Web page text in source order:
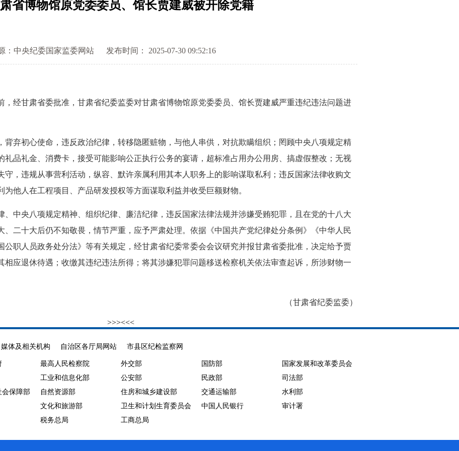
省博物馆原党委委员、馆长贾建威被开除党籍
：中央纪委国家监委网站 发布时间： 2025-07-30 09:52:16
经甘肃省委批准，甘肃省纪委监委对甘肃省博物馆原党委委员、馆长贾建威严重违纪违法问题进
弃初心使命，违反政治纪律，转移隐匿赃物，与他人串供，对抗欺瞒组织；罔顾中央八项规定精
礼品礼金、消费卡，接受可能影响公正执行公务的宴请，超标准占用办公用房、搞虚假整改；无视
守，违规从事营利活动，纵容、默许亲属利用其本人职务上的影响谋取私利；违反国家法律收购文
他人在工程项目、产品研发授权等方面谋取利益并收受巨额财物。
央八项规定精神、组织纪律、廉洁纪律，违反国家法律法规并涉嫌受贿犯罪，且在党的十八大
、二十大后仍不知敬畏，情节严重，应予严肃处理。依据《中国共产党纪律处分条例》《中华人民
公职人员政务处分法》等有关规定，经甘肃省纪委常委会会议研究并报甘肃省委批准，决定给予贾
相应退休待遇；收缴其违纪违法所得；将其涉嫌犯罪问题移送检察机关依法审查起诉，所涉财物一
（甘肃省纪委监委）
>>><<<
媒体及相关机构 自治区各厅局网站 市县区纪检监察网
最高人民检察院 外交部 国防部
国家发展和改革委员会
工业和信息化部 公安部 民政部
司法部
会保障部 自然资源部 住房和城乡建设部 交通运输部
水利部
文化和旅游部 卫生和计划生育委员会 中国人民银行
审计署
税务总局 工商总局